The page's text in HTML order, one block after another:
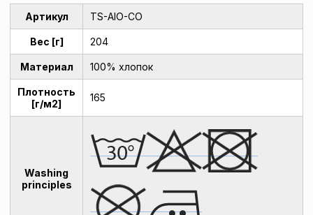
Артикул TS-AIO-CO
Вес [г] 204
Материал 100% хлопок
Плотность
[г/м2]
165
Washing
principles